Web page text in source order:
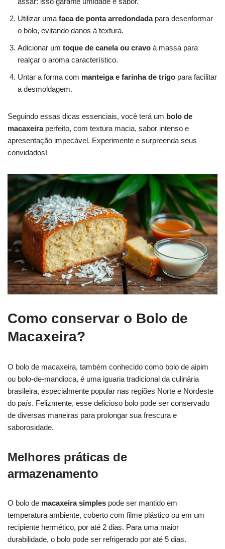
Utilizar uma faca de ponta arredondadapara desenformar
o bolo, evitando danos à textura.
Adicionar um toque de canela ou cravo à massa para
realçar o aroma característico.
Untar a forma com manteiga e farinha de trigo para facilitar
a desmoldagem.
Seguindo essas dicas essenciais, você terá um bolo de
macaxeiraperfeito, com textura macia, sabor intenso e
apresentação impecável. Experimente e surpreenda seus
convidados!
Como conservar o Bolo de
Macaxeira?
O bolo de macaxeira, também conhecido como bolo de aipim
ou bolo-de-mandioca, é uma iguaria tradicional da culinária
brasileira, especialmente popular nas regiões Norte e Nordeste
do país. Felizmente, esse delicioso bolo pode ser conservado
de diversas maneiras para prolongar sua frescura e
saborosidade.
Melhores práticas de
armazenamento
O bolo de macaxeira simples pode ser mantido em
temperatura ambiente, coberto com filme plástico ou em um
recipiente hermético, por até 2 dias. Para uma maior
durabilidade, o bolo pode ser refrigerado por até 5 dias.